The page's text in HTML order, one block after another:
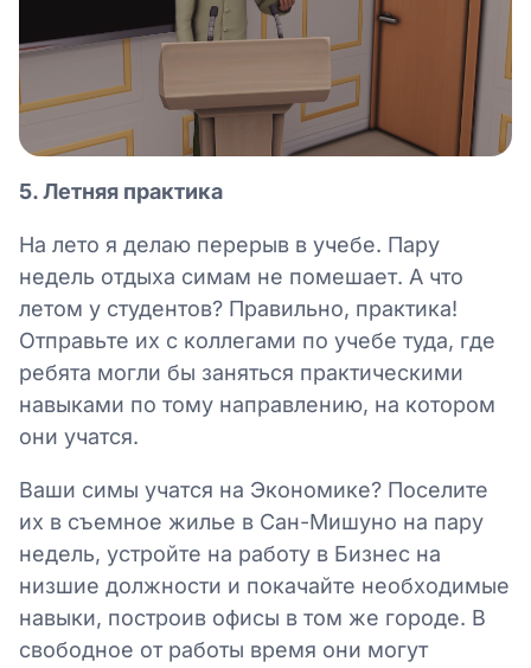
5. Летняя практика
На лето я делаю перерыв в учебе. Пару
недель отдыха симам не помешает. А что
летом у студентов? Правильно, практика!
Отправьте их с коллегами по учебе туда, где
ребята могли бы заняться практическими
навыками по тому направлению, на котором
они учатся.
Ваши симы учатся на Экономике? Поселите
их в съемное жилье в Сан-Мишуно на пару
недель, устройте на работу в Бизнес на
низшие должности и покачайте необходимые
навыки, построив офисы в том же городе. В
свободное от работы время они могут